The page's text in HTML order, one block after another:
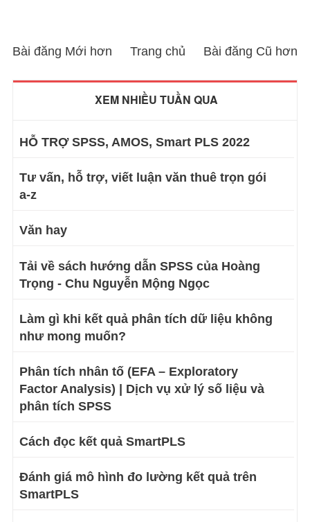
Bài đăng Mới hơn Bài đăng Cũ hơn
Trang chủ
XEM NHIỀU TUẦN QUA
HỖ TRỢ SPSS, AMOS, Smart PLS 2022
Tư vấn, hỗ trợ, viết luận văn thuê trọn gói
a-z
Văn hay
Tải về sách hướng dẫn SPSS của Hoàng
Trọng - Chu Nguyễn Mộng Ngọc
Làm gì khi kết quả phân tích dữ liệu không
như mong muốn?
Phân tích nhân tố (EFA – Exploratory
Factor Analysis) | Dịch vụ xử lý số liệu và
phân tích SPSS
Cách đọc kết quả SmartPLS
Đánh giá mô hình đo lường kết quả trên
SmartPLS